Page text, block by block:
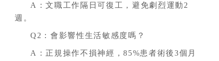
A：文職工作隔日可復工，避免劇烈運動2
週。
Q2：會影響性生活敏感度嗎？
A：正規操作不損神經，85%患者術後3個月